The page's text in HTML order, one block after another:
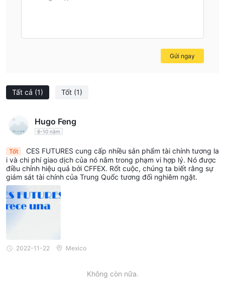
Tất cả (1) Tốt (1)
Hugo Feng
6-10 năm
Tốt
CES FUTURES cung cấp nhiều sản phẩm tài chính tương la
i và chi phí giao dịch của nó nằm trong phạm vi hợp lý. Nó được
điều chỉnh hiệu quả bởi CFFEX. Rốt cuộc, chúng ta biết rằng sự
giám sát tài chính của Trung Quốc tương đối nghiêm ngặt.
2022-11-22 Mexico
Không còn nữa.
Gửi ngay